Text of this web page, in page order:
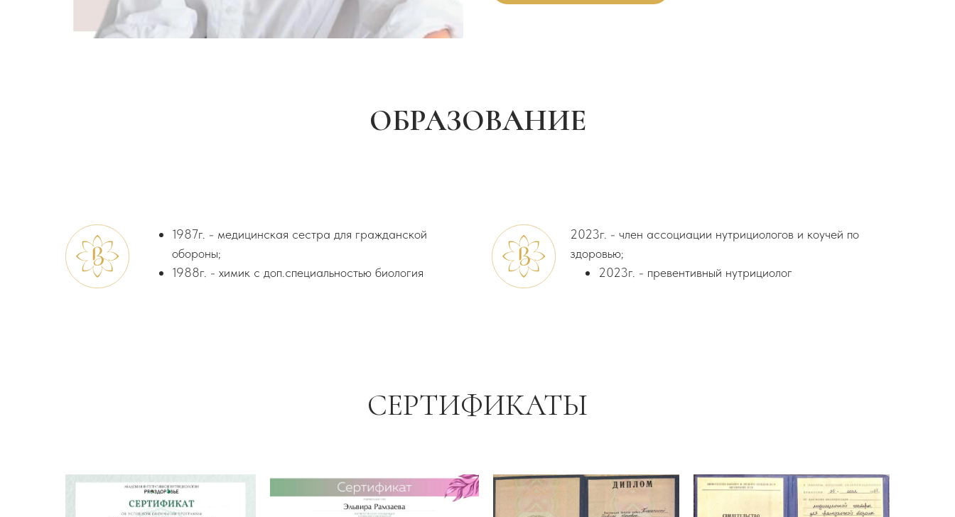
ОБРАЗОВАНИЕ
1987г. - медицинская сестра для гражданской
обороны;
1988г. - химик с доп.специальностью биология
2023г. - член ассоциации нутрициологов и коучей по
здоровью;
2023г. - превентивный нутрициолог
СЕРТИФИКАТЫ